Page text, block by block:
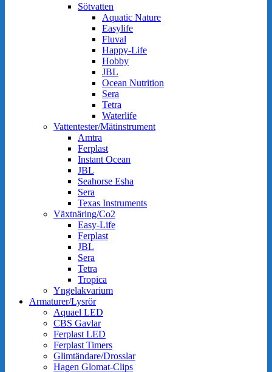
Sötvatten
Aquatic Nature
Easylife
Fluval
Happy-Life
Hobby
JBL
Ocean Nutrition
Sera
Tetra
Waterlife
Vattentester/Mätinstrument
Amtra
Ferplast
Instant Ocean
JBL
Seahorse Esha
Sera
Texas Instruments
Växtnäring/Co2
Easy-Life
Ferplast
JBL
Sera
Tetra
Tropica
Yngelakvarium
Armaturer/Lysrör
Aquael LED
CBS Gavlar
Ferplast LED
Ferplast Timers
Glimtändare/Drosslar
Hagen Glomat-Clips